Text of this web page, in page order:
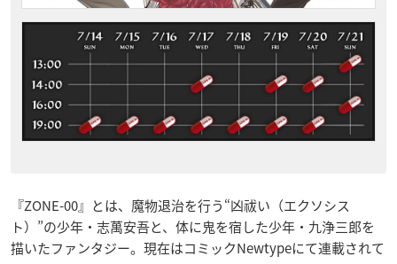
『ZONE-00』とは、魔物退治を行う“凶祓い（エクソシス
ト）”の少年・志萬安吾と、体に鬼を宿した少年・九浄三郎を
描いたファンタジー。現在はコミックNewtypeにて連載されて